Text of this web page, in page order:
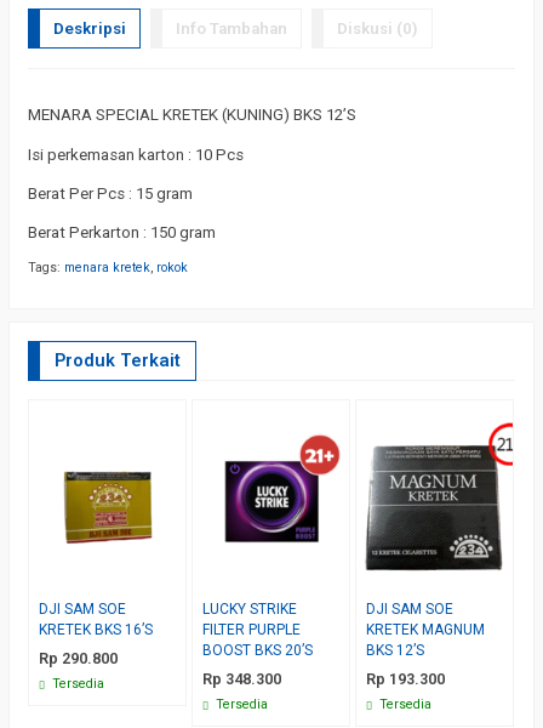
Deskripsi Info Tambahan Diskusi (0)
MENARA SPECIAL KRETEK (KUNING) BKS 12’S
Isi perkemasan karton : 10 Pcs
Berat Per Pcs : 15 gram
Berat Perkarton : 150 gram
Tags: menara kretek, rokok
Produk Terkait
DJI SAM SOE
KRETEK BKS 16’S
Rp 290.800
Tersedia
LUCKY STRIKE
FILTER PURPLE
BOOST BKS 20’S
Rp 348.300
Tersedia
DJI SAM SOE
KRETEK MAGNUM
BKS 12’S
Rp 193.300
Tersedia